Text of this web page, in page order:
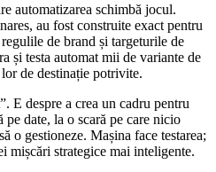
automatizarea schimbă jocul.
au fost construite exact pentru
de brand și targeturile de
și testa automat mii de variante de
de destinație potrivite.
E despre a crea un cadru pentru
pe date, la o scară pe care nicio
o gestioneze. Mașina face testarea;
mișcări strategice mai inteligente.